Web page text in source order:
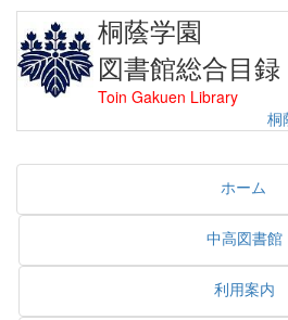
桐蔭学園
図書館総合目録
Toin Gakuen Library
桐
ホーム
中高図書館
利用案内